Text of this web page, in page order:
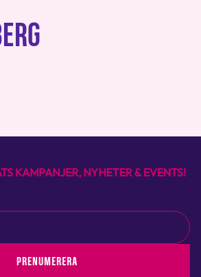
KAMPANJER, NYHETER & EVENTS!
PRENUMERERA